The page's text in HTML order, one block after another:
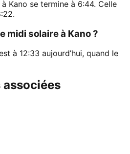
Kano se termine à 6:44. Celle
midi solaire à Kano ?
à 12:33 aujourd’hui, quand le
associées